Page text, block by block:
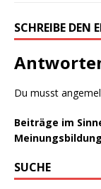
SCHREIBE DEN
Du musst
Beiträge im
SUCHE